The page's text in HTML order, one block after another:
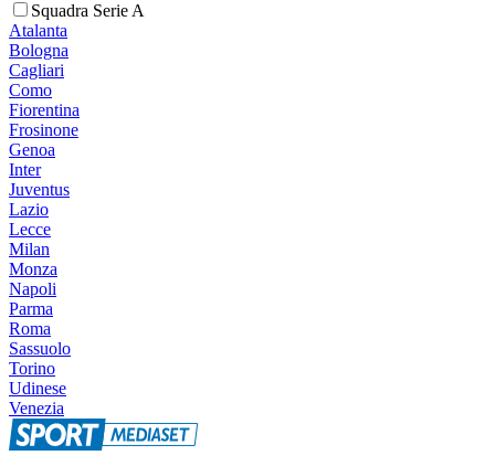
Squadra Serie A
Atalanta
Bologna
Cagliari
Como
Fiorentina
Frosinone
Genoa
Inter
Juventus
Lazio
Lecce
Milan
Monza
Napoli
Parma
Roma
Sassuolo
Torino
Udinese
Venezia